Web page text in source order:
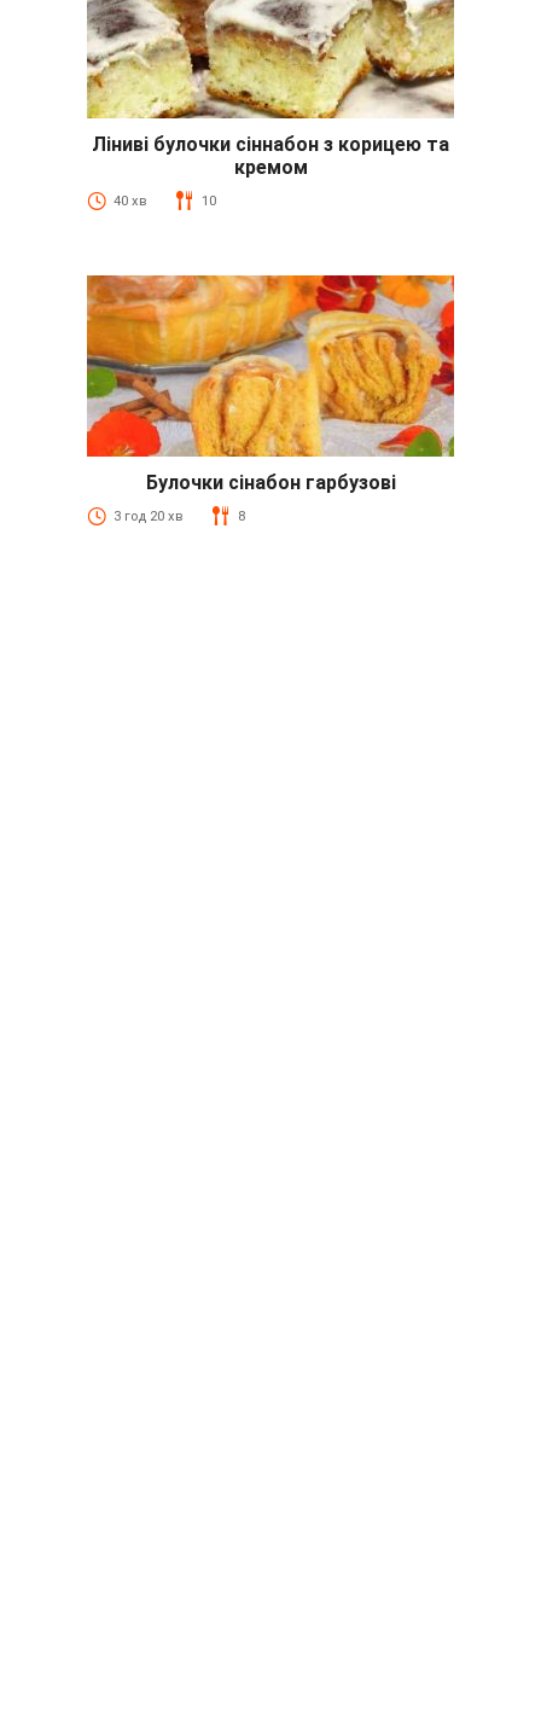
Ліниві булочки сіннабон з корицею та
кремом
40 хв 10
Булочки сінабон гарбузові
3 год 20 хв 8